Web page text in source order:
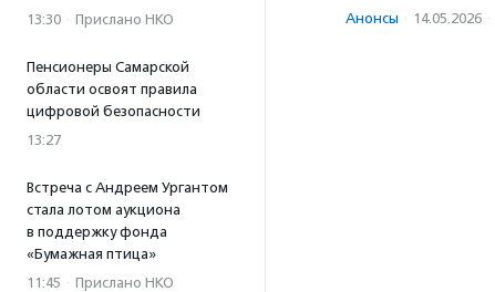
13:30 · Прислано НКО
Пенсионеры Самарской
области освоят правила
цифровой безопасности
13:27
Встреча с Андреем Ургантом
стала лотом аукциона
в поддержку фонда
«Бумажная птица»
11:45 · Прислано НКО
Анонсы · 14.05.2026 ·